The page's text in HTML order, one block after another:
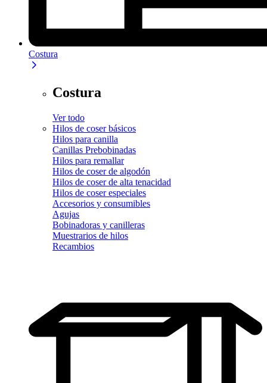
Costura
Costura
Ver todo
Hilos de coser básicos
Hilos para canilla
Canillas Prebobinadas
Hilos para remallar
Hilos de coser de algodón
Hilos de coser de alta tenacidad
Hilos de coser especiales
Accesorios y consumibles
Agujas
Bobinadoras y canilleras
Muestrarios de hilos
Recambios